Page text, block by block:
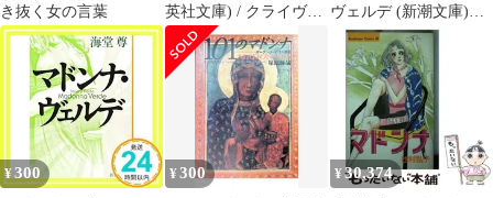
き抜く女の言葉
英社文庫) / クライヴ・
バーカー、宮脇孝雄 /
集英社
ヴェルデ (新潮文庫)
[Feb 28， 2013] 海堂 尊
_07
¥300 ¥300 ¥ 30,374